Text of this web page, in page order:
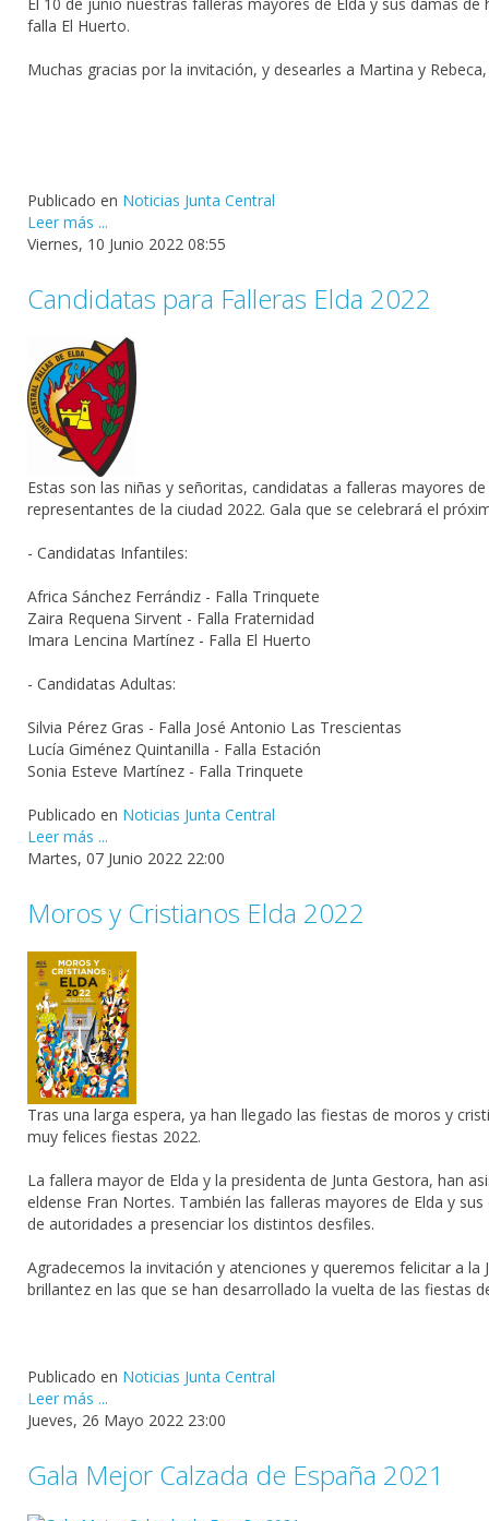
falla El Huerto.
Muchas gracias por la invitación, y desearles a Martina y
Publicado en Noticias Junta Central
Leer más ...
Viernes, 10 Junio 2022 08:55
Candidatas para Falleras Elda 2022
Estas son las niñas y señoritas, candidatas a falleras mayores
representantes de la ciudad 2022. Gala que se celebrará el
- Candidatas Infantiles:
Africa Sánchez Ferrándiz - Falla Trinquete
Zaira Requena Sirvent - Falla Fraternidad
Imara Lencina Martínez - Falla El Huerto
- Candidatas Adultas:
Silvia Pérez Gras - Falla José Antonio Las Trescientas
Lucía Giménez Quintanilla - Falla Estación
Sonia Esteve Martínez - Falla Trinquete
Publicado en Noticias Junta Central
Leer más ...
Martes, 07 Junio 2022 22:00
Moros y Cristianos Elda 2022
Tras una larga espera, ya han llegado las fiestas de moros y
muy felices fiestas 2022.
La fallera mayor de Elda y la presidenta de Junta Gestora, han
eldense Fran Nortes. También las falleras mayores de Elda y
de autoridades a presenciar los distintos desfiles.
Agradecemos la invitación y atenciones y queremos felicitar a
brillantez en las que se han desarrollado la vuelta de las fiestas
Publicado en Noticias Junta Central
Leer más ...
Jueves, 26 Mayo 2022 23:00
Gala Mejor Calzada de España 2021